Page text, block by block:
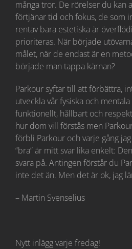
många tror. De rörelser du kan
förtjänar tid och fokus, de som
rentav bara estetiska är
prioriteras. När började
målet, när de endast är en
började man tappa kärnan?
Parkour syftar till att förbättra,
utveckla vår fysiska och
funktionellt, hållbart och
hur dom vill förstås men
förbli Parkour och varje gång
“bra” är mitt svar lika enkelt:
svara på. Antingen förstår du
inte det än. Men det är ok, jag
– Martin Svenselius
Nytt inlägg varje fredag!